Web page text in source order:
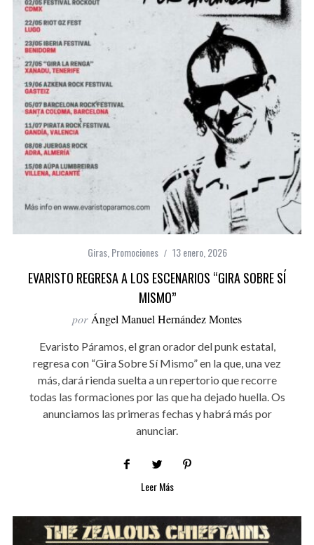
Giras, Promociones 13 enero, 2026
EVARISTO REGRESA A LOS ESCENARIOS “GIRA SOBRE SÍ
MISMO”
por Ángel Manuel Hernández Montes
Evaristo Páramos, el gran orador del punk estatal,
regresa con “Gira Sobre Sí Mismo” en la que, una vez
más, dará rienda suelta a un repertorio que recorre
todas las formaciones por las que ha dejado huella. Os
anunciamos las primeras fechas y habrá más por
anunciar.
Leer Más